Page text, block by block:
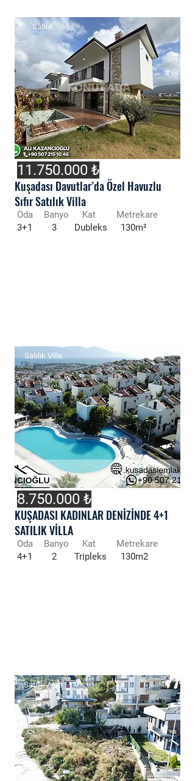
Satılık
11.750.000₺
Kuşadası Davutlar’da Özel Havuzlu
Sıfır Satılık Villa
Oda
3+1
Banyo
3
Kat
Dubleks
Metrekare
130m²
Satılık Villa
8.750.000₺
KUŞADASI KADINLAR DENİZİNDE 4+1
SATILIK VİLLA
Oda
4+1
Banyo
2
Kat
Tripleks
Metrekare
130m2
Satılık Arsa